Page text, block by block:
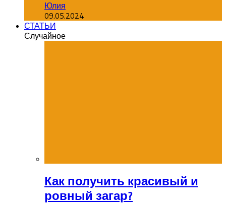
Юлия
09.05.2024
СТАТЬИ
Случайное
Как получить красивый и
ровный загар?